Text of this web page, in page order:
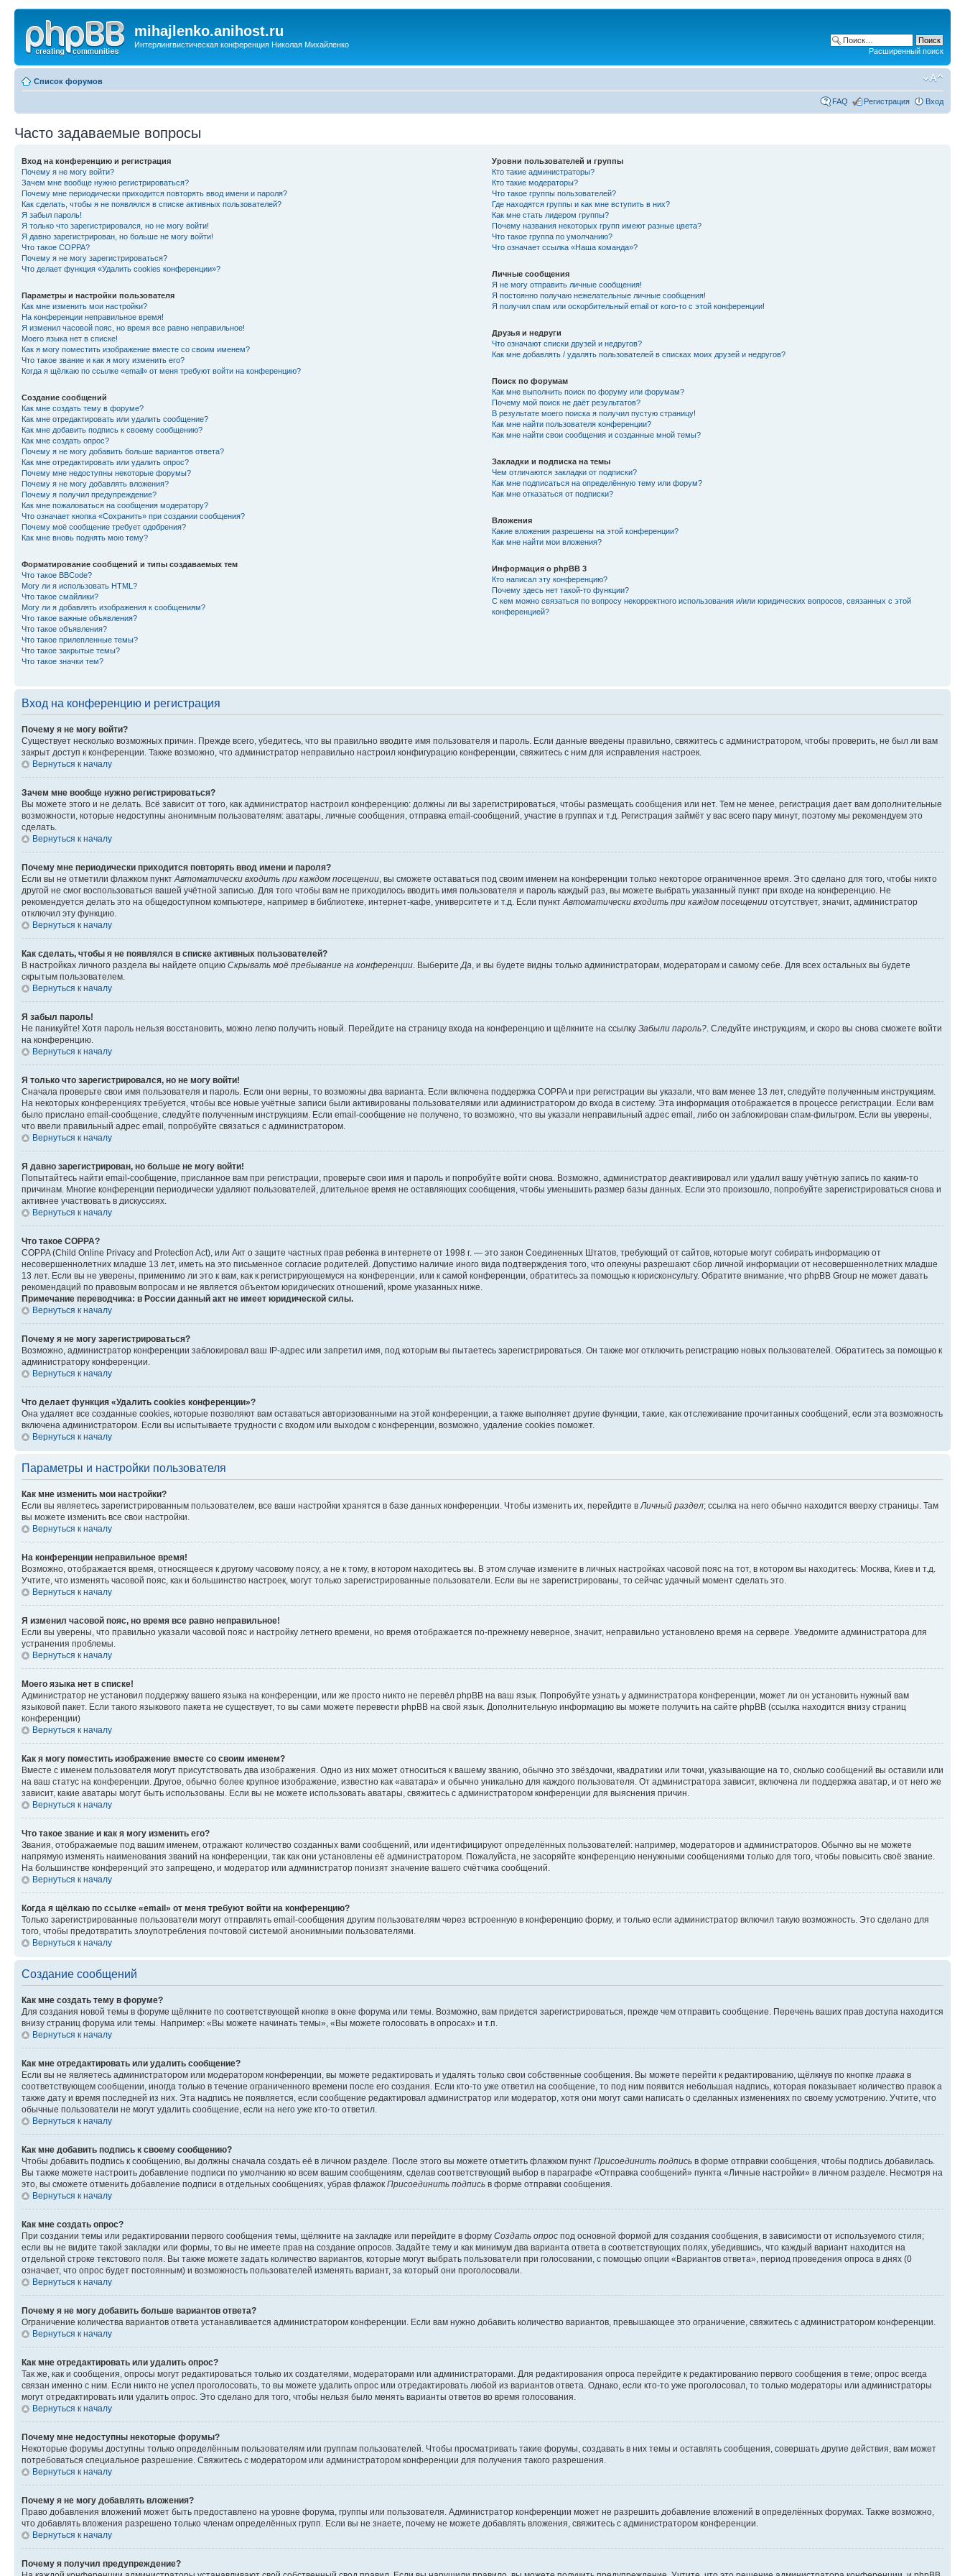
mihajlenko.anihost.ru
Интерлингвистическая конференция Николая Михайленко
Расширенный поиск
Список форумов
FAQ Регистрация Вход
Часто задаваемые вопросы
Вход на конференцию и регистрация
Почему я не могу войти?
Зачем мне вообще нужно регистрироваться?
Почему мне периодически приходится повторять ввод имени и пароля?
Как сделать, чтобы я не появлялся в списке активных пользователей?
Я забыл пароль!
Я только что зарегистрировался, но не могу войти!
Я давно зарегистрирован, но больше не могу войти!
Что такое COPPA?
Почему я не могу зарегистрироваться?
Что делает функция «Удалить cookies конференции»?
Параметры и настройки пользователя
Как мне изменить мои настройки?
На конференции неправильное время!
Я изменил часовой пояс, но время все равно неправильное!
Моего языка нет в списке!
Как я могу поместить изображение вместе со своим именем?
Что такое звание и как я могу изменить его?
Когда я щёлкаю по ссылке «email» от меня требуют войти на конференцию?
Создание сообщений
Как мне создать тему в форуме?
Как мне отредактировать или удалить сообщение?
Как мне добавить подпись к своему сообщению?
Как мне создать опрос?
Почему я не могу добавить больше вариантов ответа?
Как мне отредактировать или удалить опрос?
Почему мне недоступны некоторые форумы?
Почему я не могу добавлять вложения?
Почему я получил предупреждение?
Как мне пожаловаться на сообщения модератору?
Что означает кнопка «Сохранить» при создании сообщения?
Почему моё сообщение требует одобрения?
Как мне вновь поднять мою тему?
Форматирование сообщений и типы создаваемых тем
Что такое BBCode?
Могу ли я использовать HTML?
Что такое смайлики?
Могу ли я добавлять изображения к сообщениям?
Что такое важные объявления?
Что такое объявления?
Что такое прилепленные темы?
Что такое закрытые темы?
Что такое значки тем?
Уровни пользователей и группы
Кто такие администраторы?
Кто такие модераторы?
Что такое группы пользователей?
Где находятся группы и как мне вступить в них?
Как мне стать лидером группы?
Почему названия некоторых групп имеют разные цвета?
Что такое группа по умолчанию?
Что означает ссылка «Наша команда»?
Личные сообщения
Я не могу отправить личные сообщения!
Я постоянно получаю нежелательные личные сообщения!
Я получил спам или оскорбительный email от кого-то с этой конференции!
Друзья и недруги
Что означают списки друзей и недругов?
Как мне добавлять / удалять пользователей в списках моих друзей и недругов?
Поиск по форумам
Как мне выполнить поиск по форуму или форумам?
Почему мой поиск не даёт результатов?
В результате моего поиска я получил пустую страницу!
Как мне найти пользователя конференции?
Как мне найти свои сообщения и созданные мной темы?
Закладки и подписка на темы
Чем отличаются закладки от подписки?
Как мне подписаться на определённую тему или форум?
Как мне отказаться от подписки?
Вложения
Какие вложения разрешены на этой конференции?
Как мне найти мои вложения?
Информация о phpBB 3
Кто написал эту конференцию?
Почему здесь нет такой-то функции?
С кем можно связаться по вопросу некорректного использования и/или юридических вопросов, связанных с этой
конференцией?
Вход на конференцию и регистрация
Почему я не могу войти?
Существует несколько возможных причин. Прежде всего, убедитесь, что вы правильно вводите имя пользователя и пароль. Если данные введены правильно, свяжитесь с администратором, чтобы проверить, не был ли вам
закрыт доступ к конференции. Также возможно, что администратор неправильно настроил конфигурацию конференции, свяжитесь с ним для исправления настроек.
Вернуться к началу
Зачем мне вообще нужно регистрироваться?
Вы можете этого и не делать. Всё зависит от того, как администратор настроил конференцию: должны ли вы зарегистрироваться, чтобы размещать сообщения или нет. Тем не менее, регистрация дает вам дополнительные
возможности, которые недоступны анонимным пользователям: аватары, личные сообщения, отправка email-сообщений, участие в группах и т.д. Регистрация займёт у вас всего пару минут, поэтому мы рекомендуем это
сделать.
Вернуться к началу
Почему мне периодически приходится повторять ввод имени и пароля?
Если вы не отметили флажком пункт Автоматически входить при каждом посещении , вы сможете оставаться под своим именем на конференции только некоторое ограниченное время. Это сделано для того, чтобы никто
другой не смог воспользоваться вашей учётной записью. Для того чтобы вам не приходилось вводить имя пользователя и пароль каждый раз, вы можете выбрать указанный пункт при входе на конференцию. Не
рекомендуется делать это на общедоступном компьютере, например в библиотеке, интернет-кафе, университете и т.д. Если пункт Автоматически входить при каждом посещении отсутствует, значит, администратор
отключил эту функцию.
Вернуться к началу
Как сделать, чтобы я не появлялся в списке активных пользователей?
В настройках личного раздела вы найдете опцию Скрывать моё пребывание на конференции . Выберите Да , и вы будете видны только администраторам, модераторам и самому себе. Для всех остальных вы будете
скрытым пользователем.
Вернуться к началу
Я забыл пароль!
Не паникуйте! Хотя пароль нельзя восстановить, можно легко получить новый. Перейдите на страницу входа на конференцию и щёлкните на ссылку Забыли пароль? . Следуйте инструкциям, и скоро вы снова сможете войти
на конференцию.
Вернуться к началу
Я только что зарегистрировался, но не могу войти!
Сначала проверьте свои имя пользователя и пароль. Если они верны, то возможны два варианта. Если включена поддержка COPPA и при регистрации вы указали, что вам менее 13 лет, следуйте полученным инструкциям.
На некоторых конференциях требуется, чтобы все новые учётные записи были активированы пользователями или администратором до входа в систему. Эта информация отображается в процессе регистрации. Если вам
было прислано email-сообщение, следуйте полученным инструкциям. Если email-сообщение не получено, то возможно, что вы указали неправильный адрес email, либо он заблокирован спам-фильтром. Если вы уверены,
что ввели правильный адрес email, попробуйте связаться с администратором.
Вернуться к началу
Я давно зарегистрирован, но больше не могу войти!
Попытайтесь найти email-сообщение, присланное вам при регистрации, проверьте свои имя и пароль и попробуйте войти снова. Возможно, администратор деактивировал или удалил вашу учётную запись по каким-то
причинам. Многие конференции периодически удаляют пользователей, длительное время не оставляющих сообщения, чтобы уменьшить размер базы данных. Если это произошло, попробуйте зарегистрироваться снова и
активнее участвовать в дискуссиях.
Вернуться к началу
Что такое COPPA?
COPPA (Child Online Privacy and Protection Act), или Акт о защите частных прав ребенка в интернете от 1998 г. — это закон Соединенных Штатов, требующий от сайтов, которые могут собирать информацию от
несовершеннолетних младше 13 лет, иметь на это письменное согласие родителей. Допустимо наличие иного вида подтверждения того, что опекуны разрешают сбор личной информации от несовершеннолетних младше
13 лет. Если вы не уверены, применимо ли это к вам, как к регистрирующемуся на конференции, или к самой конференции, обратитесь за помощью к юрисконсульту. Обратите внимание, что phpBB Group не может давать
рекомендаций по правовым вопросам и не является объектом юридических отношений, кроме указанных ниже.
Примечание переводчика: в России данный акт не имеет юридической силы.
Вернуться к началу
Почему я не могу зарегистрироваться?
Возможно, администратор конференции заблокировал ваш IP-адрес или запретил имя, под которым вы пытаетесь зарегистрироваться. Он также мог отключить регистрацию новых пользователей. Обратитесь за помощью к
администратору конференции.
Вернуться к началу
Что делает функция «Удалить cookies конференции»?
Она удаляет все созданные cookies, которые позволяют вам оставаться авторизованными на этой конференции, а также выполняет другие функции, такие, как отслеживание прочитанных сообщений, если эта возможность
включена администратором. Если вы испытываете трудности с входом или выходом с конференции, возможно, удаление cookies поможет.
Вернуться к началу
Параметры и настройки пользователя
Как мне изменить мои настройки?
Если вы являетесь зарегистрированным пользователем, все ваши настройки хранятся в базе данных конференции. Чтобы изменить их, перейдите в Личный раздел; ссылка на него обычно находится вверху страницы. Там
вы можете изменить все свои настройки.
Вернуться к началу
На конференции неправильное время!
Возможно, отображается время, относящееся к другому часовому поясу, а не к тому, в котором находитесь вы. В этом случае измените в личных настройках часовой пояс на тот, в котором вы находитесь: Москва, Киев и т.д.
Учтите, что изменять часовой пояс, как и большинство настроек, могут только зарегистрированные пользователи. Если вы не зарегистрированы, то сейчас удачный момент сделать это.
Вернуться к началу
Я изменил часовой пояс, но время все равно неправильное!
Если вы уверены, что правильно указали часовой пояс и настройку летнего времени, но время отображается по-прежнему неверное, значит, неправильно установлено время на сервере. Уведомите администратора для
устранения проблемы.
Вернуться к началу
Моего языка нет в списке!
Администратор не установил поддержку вашего языка на конференции, или же просто никто не перевёл phpBB на ваш язык. Попробуйте узнать у администратора конференции, может ли он установить нужный вам
языковой пакет. Если такого языкового пакета не существует, то вы сами можете перевести phpBB на свой язык. Дополнительную информацию вы можете получить на сайте phpBB (ссылка находится внизу страниц
конференции)
Вернуться к началу
Как я могу поместить изображение вместе со своим именем?
Вместе с именем пользователя могут присутствовать два изображения. Одно из них может относиться к вашему званию, обычно это звёздочки, квадратики или точки, указывающие на то, сколько сообщений вы оставили или
на ваш статус на конференции. Другое, обычно более крупное изображение, известно как «аватара» и обычно уникально для каждого пользователя. От администратора зависит, включена ли поддержка аватар, и от него же
зависит, какие аватары могут быть использованы. Если вы не можете использовать аватары, свяжитесь с администратором конференции для выяснения причин.
Вернуться к началу
Что такое звание и как я могу изменить его?
Звания, отображаемые под вашим именем, отражают количество созданных вами сообщений, или идентифицируют определённых пользователей: например, модераторов и администраторов. Обычно вы не можете
напрямую изменять наименования званий на конференции, так как они установлены её администратором. Пожалуйста, не засоряйте конференцию ненужными сообщениями только для того, чтобы повысить своё звание.
На большинстве конференций это запрещено, и модератор или администратор понизят значение вашего счётчика сообщений.
Вернуться к началу
Когда я щёлкаю по ссылке «email» от меня требуют войти на конференцию?
Только зарегистрированные пользователи могут отправлять email-сообщения другим пользователям через встроенную в конференцию форму, и только если администратор включил такую возможность. Это сделано для
того, чтобы предотвратить злоупотребления почтовой системой анонимными пользователями.
Вернуться к началу
Создание сообщений
Как мне создать тему в форуме?
Для создания новой темы в форуме щёлкните по соответствующей кнопке в окне форума или темы. Возможно, вам придется зарегистрироваться, прежде чем отправить сообщение. Перечень ваших прав доступа находится
внизу страниц форума или темы. Например: «Вы можете начинать темы», «Вы можете голосовать в опросах» и т.п.
Вернуться к началу
Как мне отредактировать или удалить сообщение?
Если вы не являетесь администратором или модератором конференции, вы можете редактировать и удалять только свои собственные сообщения. Вы можете перейти к редактированию, щёлкнув по кнопке правка в
соответствующем сообщении, иногда только в течение ограниченного времени после его создания. Если кто-то уже ответил на сообщение, то под ним появится небольшая надпись, которая показывает количество правок а
также дату и время последней из них. Эта надпись не появляется, если сообщение редактировал администратор или модератор, хотя они могут сами написать о сделанных изменениях по своему усмотрению. Учтите, что
обычные пользователи не могут удалить сообщение, если на него уже кто-то ответил.
Вернуться к началу
Как мне добавить подпись к своему сообщению?
Чтобы добавить подпись к сообщению, вы должны сначала создать её в личном разделе. После этого вы можете отметить флажком пункт Присоединить подпись в форме отправки сообщения, чтобы подпись добавилась.
Вы также можете настроить добавление подписи по умолчанию ко всем вашим сообщениям, сделав соответствующий выбор в параграфе «Отправка сообщений» пункта «Личные настройки» в личном разделе. Несмотря на
это, вы сможете отменить добавление подписи в отдельных сообщениях, убрав флажок Присоединить подпись в форме отправки сообщения.
Вернуться к началу
Как мне создать опрос?
При создании темы или редактировании первого сообщения темы, щёлкните на закладке или перейдите в форму Создать опрос под основной формой для создания сообщения, в зависимости от используемого стиля;
если вы не видите такой закладки или формы, то вы не имеете прав на создание опросов. Задайте тему и как минимум два варианта ответа в соответствующих полях, убедившись, что каждый вариант находится на
отдельной строке текстового поля. Вы также можете задать количество вариантов, которые могут выбрать пользователи при голосовании, с помощью опции «Вариантов ответа», период проведения опроса в днях (0
означает, что опрос будет постоянным) и возможность пользователей изменять вариант, за который они проголосовали.
Вернуться к началу
Почему я не могу добавить больше вариантов ответа?
Ограничение количества вариантов ответа устанавливается администратором конференции. Если вам нужно добавить количество вариантов, превышающее это ограничение, свяжитесь с администратором конференции.
Вернуться к началу
Как мне отредактировать или удалить опрос?
Так же, как и сообщения, опросы могут редактироваться только их создателями, модераторами или администраторами. Для редактирования опроса перейдите к редактированию первого сообщения в теме; опрос всегда
связан именно с ним. Если никто не успел проголосовать, то вы можете удалить опрос или отредактировать любой из вариантов ответа. Однако, если кто-то уже проголосовал, то только модераторы или администраторы
могут отредактировать или удалить опрос. Это сделано для того, чтобы нельзя было менять варианты ответов во время голосования.
Вернуться к началу
Почему мне недоступны некоторые форумы?
Некоторые форумы доступны только определённым пользователям или группам пользователей. Чтобы просматривать такие форумы, создавать в них темы и оставлять сообщения, совершать другие действия, вам может
потребоваться специальное разрешение. Свяжитесь с модератором или администратором конференции для получения такого разрешения.
Вернуться к началу
Почему я не могу добавлять вложения?
Право добавления вложений может быть предоставлено на уровне форума, группы или пользователя. Администратор конференции может не разрешить добавление вложений в определённых форумах. Также возможно,
что добавлять вложения разрешено только членам определённых групп. Если вы не знаете, почему не можете добавлять вложения, свяжитесь с администратором конференции.
Вернуться к началу
Почему я получил предупреждение?